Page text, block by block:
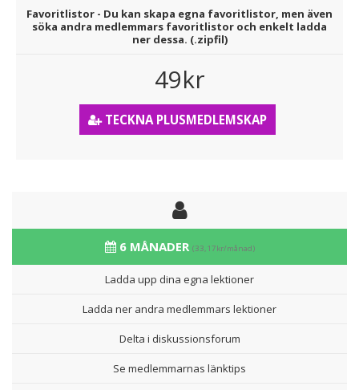
Favoritlistor - Du kan skapa egna favoritlistor, men även
söka andra medlemmars favoritlistor och enkelt ladda
ner dessa. (.zipfil)
49kr
TECKNA PLUSMEDLEMSKAP
6 MÅNADER (33,17kr/månad)
Ladda upp dina egna lektioner
Ladda ner andra medlemmars lektioner
Delta i diskussionsforum
Se medlemmarnas länktips